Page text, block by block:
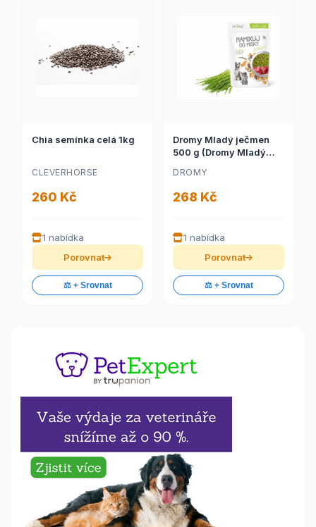
Chia semínka celá 1kg
CLEVERHORSE
260 Kč
1 nabídka
Porovnat
⚖️ + Srovnat
Dromy Mladý ječmen
500 g (Dromy Mladý
DROMY
268 Kč
1 nabídka
Porovnat
⚖️ + Srovnat